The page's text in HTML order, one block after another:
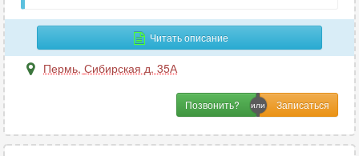
Читать описание
Пермь, Сибирская д. 35А
Позвонить?